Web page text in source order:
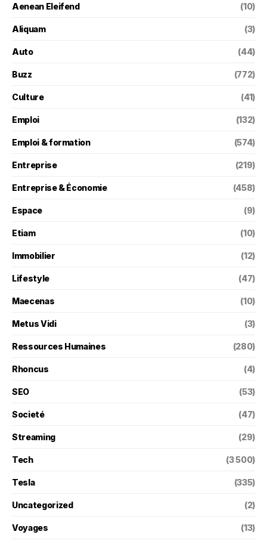
Aenean Eleifend (10)
Aliquam (3)
Auto (44)
Buzz (772)
Culture (41)
Emploi (132)
Emploi & formation (574)
Entreprise (219)
Entreprise & Économie (458)
Espace (9)
Etiam (10)
Immobilier (12)
Lifestyle (47)
Maecenas (10)
Metus Vidi (3)
Ressources Humaines (280)
Rhoncus (4)
SEO (53)
Societé (47)
Streaming (29)
Tech (3 500)
Tesla (335)
Uncategorized (2)
Voyages (13)